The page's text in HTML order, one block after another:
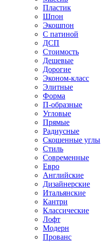
Пластик
Шпон
Экошпон
С патиной
ДСП
Стоимость
Дешевые
Дорогие
Эконом-класс
Элитные
Форма
П-образные
Угловые
Прямые
Радиусные
Скошенные углы
Стиль
Современные
Евро
Английские
Дизайнерские
Итальянские
Кантри
Классические
Лофт
Модерн
Прованс